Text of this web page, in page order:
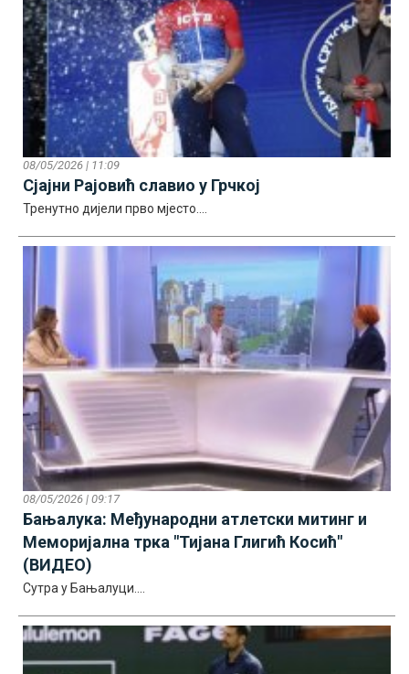
08/05/2026 | 11:09
Сјајни Рајовић славио у Грчкој
Тренутно дијели прво мјесто....
08/05/2026 | 09:17
Бањалука: Међународни атлетски митинг и
Меморијална трка "Тијана Глигић Косић"
(ВИДЕО)
Сутра у Бањалуци....